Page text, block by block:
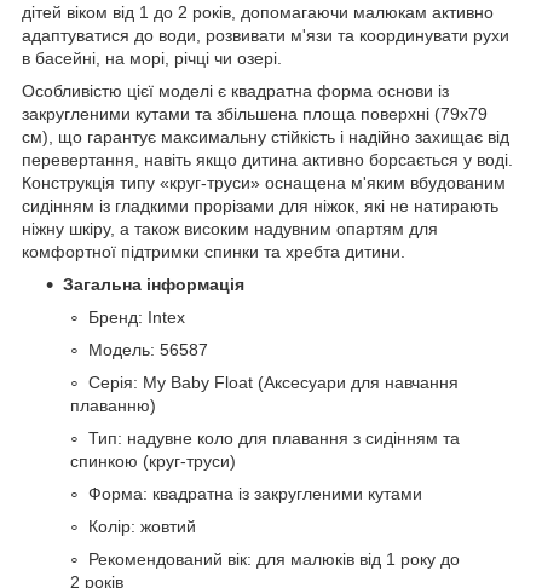
дітей віком від 1 до 2 років, допомагаючи малюкам активно
адаптуватися до води, розвивати м'язи та координувати рухи
в басейні, на морі, річці чи озері.
Особливістю цієї моделі є квадратна форма основи із
закругленими кутами та збільшена площа поверхні (79х79
см), що гарантує максимальну стійкість і надійно захищає від
перевертання, навіть якщо дитина активно борсається у воді.
Конструкція типу «круг-труси» оснащена м'яким вбудованим
сидінням із гладкими прорізами для ніжок, які не натирають
ніжну шкіру, а також високим надувним опартям для
комфортної підтримки спинки та хребта дитини.
Загальна інформація
Бренд: Intex
Модель: 56587
Серія: My Baby Float (Аксесуари для навчання
плаванню)
Тип: надувне коло для плавання з сидінням та
спинкою (круг-труси)
Форма: квадратна із закругленими кутами
Колір: жовтий
Рекомендований вік: для малюків від 1 року до
2 років